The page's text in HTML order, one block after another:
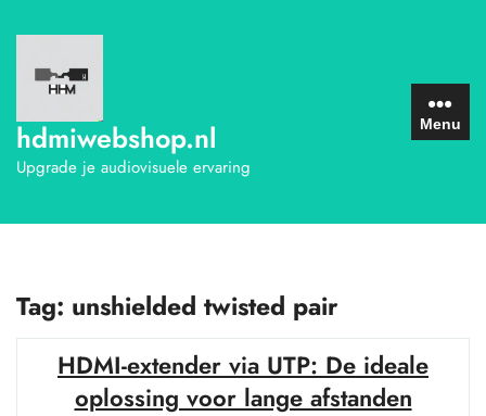
naar
inhoud
hdmiwebshop.nl
Upgrade je audiovisuele ervaring
Menu
Tag: unshielded twisted pair
HDMI-extender via UTP: De ideale
oplossing voor lange afstanden